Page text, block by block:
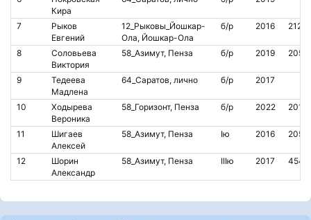
Кира
7
Рыков
Евгений
12_Рыковы_Йошкар-
Ола, Йошкар-Ола
б/р 2016
8
Соловьева
Виктория
58_Азимут, Пенза б/р 2019
9
Тедеева
Мадлена
64_Саратов, лично б/р 2017
10
Ходырева
Вероника
58_Горизонт, Пенза б/р 2022
11
Шигаев
Алексей
58_Азимут, Пенза Iю 2016
12
Шорин
Александр
58_Азимут, Пенза IIIю 2017